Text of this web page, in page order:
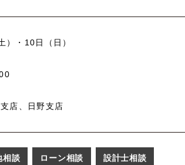
）・10日（日）
店、日野支店
相談 ローン相談 設計士相談